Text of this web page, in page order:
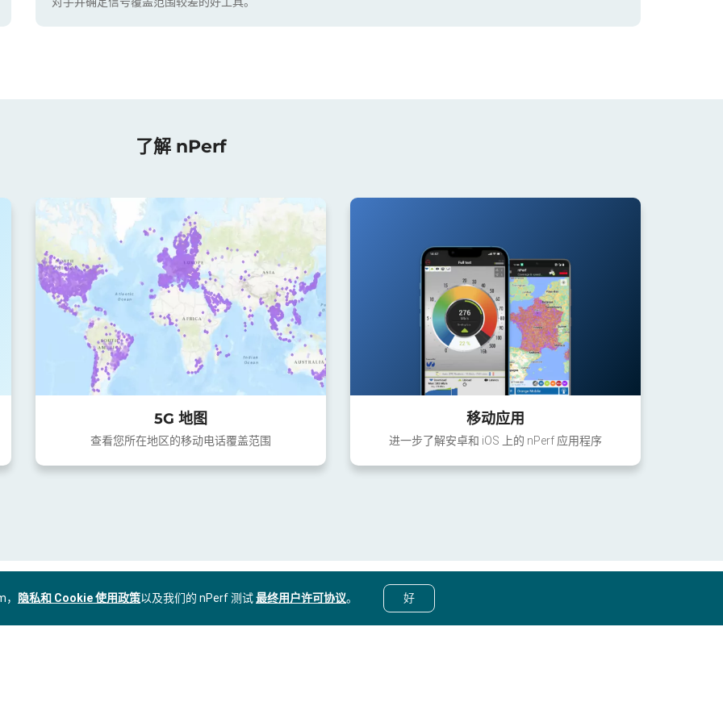
了解 nPerf
5G 地图
查看您所在地区的移动电话覆盖范围
移动应用
进一步了解安卓和 iOS 上的 nPerf 应用程序
隐私和 Cookie 使用政策以及我们的 nPerf 测试最终用户许可协议。 好